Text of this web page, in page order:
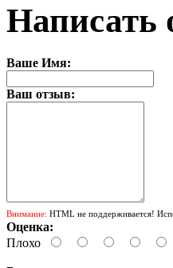
Написать
Ваше Имя:
Ваш отзыв:
Внимание: HTML не поддерживается!
Оценка:
Плохо